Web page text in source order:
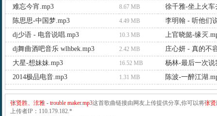
难忘今宵.mp3
8.67 MB
徐千雅-坐上火车
陈思思-中国梦.mp3
4.49 MB
李明翰 - 听他们
dj少语 - 电音说唱.mp3
10.3 MB
上官晓懿-缘灭
dj舞曲酒吧音乐 wlhbek.mp3
2.42 MB
庄心妍 - 真的不
大星-想妹妹.mp3
16.52 MB
杨林-最后一次说
2014极品电音.mp3
1.31 MB 陈波-一醉江湖
张贤胜、泫雅 - trouble maker.mp3这首歌曲链接由网友上传提供分享,你可以将张贤
上传者IP：110.179.182.*